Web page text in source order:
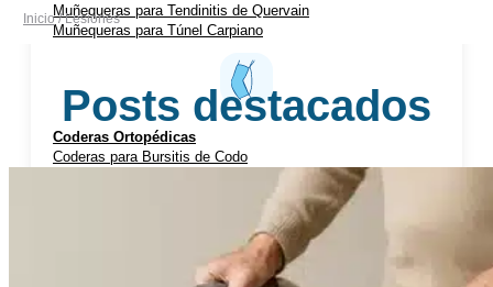
Muñequeras para Tendinitis de Quervain
Muñequeras para Túnel Carpiano
Coderas Ortopédicas
Coderas para Bursitis de Codo
Coderas para Epicondilitis (codo de tenista)
Inicio/ Lesiones
Posts destacados